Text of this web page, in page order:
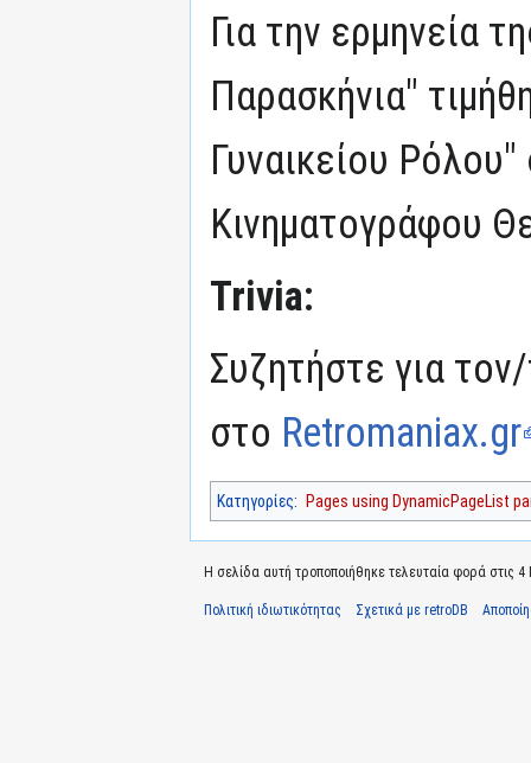
Για την ερμηνεία
Παρασκήνια"
Γυναικείου
Κινηματογράφου
Trivia:
Συζητήστε για
στο Retromaniax.gr
Κατηγορίες: Pages using DynamicPageList
Η σελίδα αυτή τροποποιήθηκε τελευταία φορά στις 4
Πολιτική ιδιωτικότητας Σχετικά με retroDB